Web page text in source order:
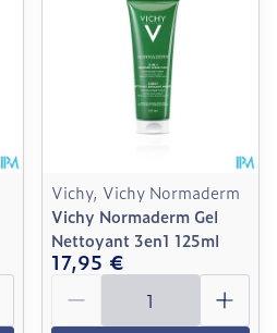
Vichy, Vichy Normaderm
Vichy Normaderm Gel
Nettoyant 3en1 125ml
17,95 €
Quantité